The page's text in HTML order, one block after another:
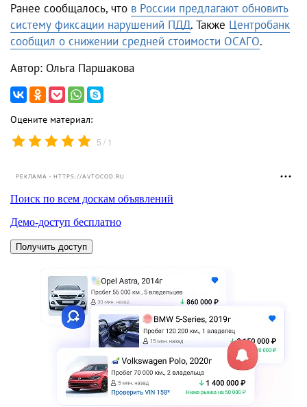
Ранее сообщалось, что в России предлагают обновить
систему фиксации нарушений ПДД. Также Центробанк
сообщил о снижении средней стоимости ОСАГО.
Автор: Ольга Паршакова
Оцените материал:
5 / 1
РЕКЛАМА • HTTPS://AVTOCOD.RU